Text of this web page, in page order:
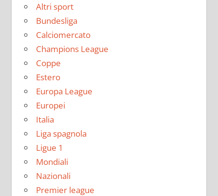
Altri sport
Bundesliga
Calciomercato
Champions League
Coppe
Estero
Europa League
Europei
Italia
Liga spagnola
Ligue 1
Mondiali
Nazionali
Premier league